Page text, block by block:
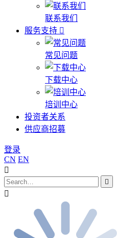
联系我们
服务支持
常见问题
下载中心
培训中心
投资者关系
供应商招募
登录
CN EN